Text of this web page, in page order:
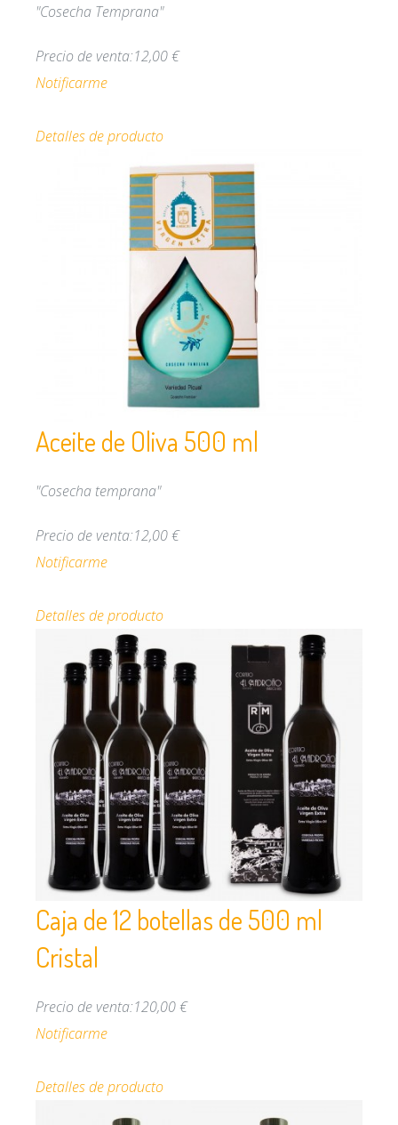
"Cosecha Temprana"
Precio de venta:12,00 €
Notificarme
Detalles de producto
Aceite de Oliva 500 ml
"Cosecha temprana"
Precio de venta:12,00 €
Notificarme
Detalles de producto
Caja de 12 botellas de 500 ml
Cristal
Precio de venta:120,00 €
Notificarme
Detalles de producto